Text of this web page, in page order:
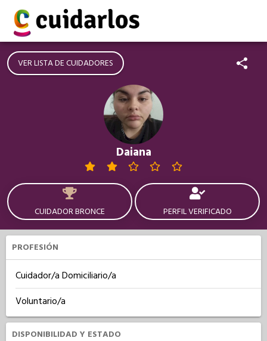
VER LISTA DE CUIDADORES
Daiana
CUIDADOR BRONCE PERFIL VERIFICADO
PROFESIÓN
Cuidador/a Domiciliario/a
Voluntario/a
DISPONIBILIDAD Y ESTADO